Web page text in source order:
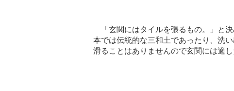
「玄関にはタイルを張るもの。」と
本では伝統的な三和土であったり、洗
滑ることはありませんので玄関には適